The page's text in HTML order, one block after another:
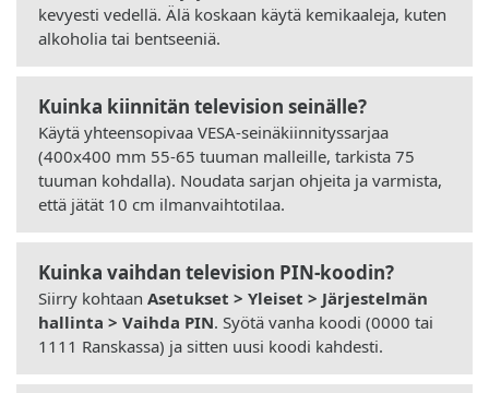
kevyesti vedellä. Älä koskaan käytä kemikaaleja, kuten
alkoholia tai bentseeniä.
Kuinka kiinnitän television seinälle?
Käytä yhteensopivaa VESA-seinäkiinnityssarjaa
(400x400 mm 55-65 tuuman malleille, tarkista 75
tuuman kohdalla). Noudata sarjan ohjeita ja varmista,
että jätät 10 cm ilmanvaihtotilaa.
Kuinka vaihdan television PIN-koodin?
Siirry kohtaan Asetukset > Yleiset > Järjestelmän
hallinta > Vaihda PIN. Syötä vanha koodi (0000 tai
1111 Ranskassa) ja sitten uusi koodi kahdesti.